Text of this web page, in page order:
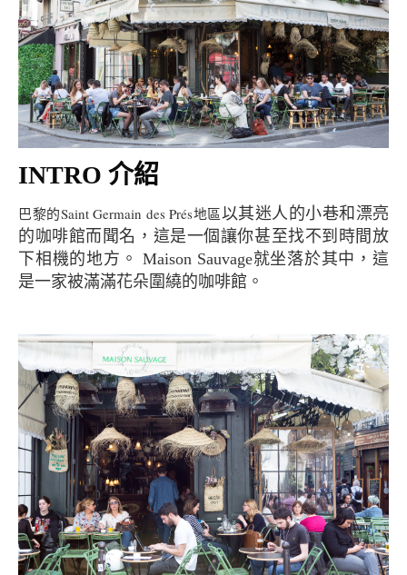
INTRO 介紹
巴黎的Saint Germain des Prés地區以其迷人的小巷和漂亮
的咖啡館而聞名，這是一個讓你甚至找不到時間放
下相機的地方。 Maison Sauvage就坐落於其中，這
是一家被滿滿花朵圍繞的咖啡館。